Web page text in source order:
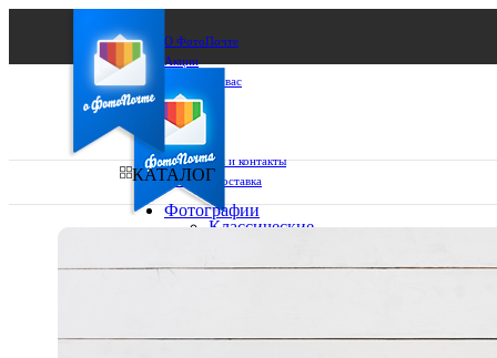
О ФотоПочте
Акции
Сделаем за вас
Бизнесу
FAQ
Франшиза
Поддержка и контакты
Оплата и доставка
КАТАЛОГ
Фотографии
Классические
10х10
15х20